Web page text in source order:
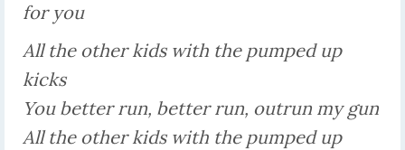
for you
All the other kids with the pumped up
kicks
You better run, better run, outrun my gun
All the other kids with the pumped up